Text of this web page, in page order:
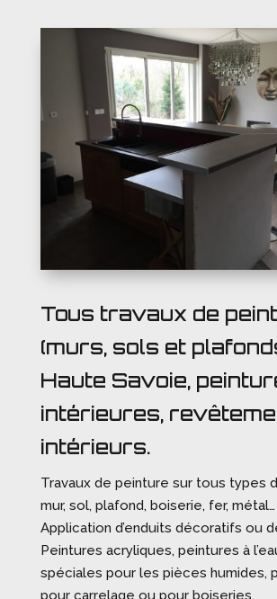
Tous travaux de
(murs, sols et
Haute Savoie,
intérieures,
intérieurs.
Travaux de peinture sur tous types
mur, sol, plafond, boiserie, fer, métal…
Application d’enduits décoratifs ou
Peintures acryliques, peintures à
spéciales pour les pièces humides,
pour carrelage ou pour boiseries.